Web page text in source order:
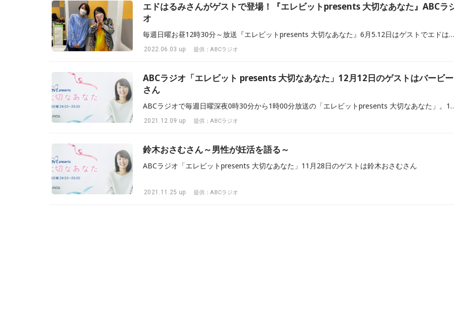
エドはるみさんがゲストで登場！『エレビットpresents 大切なあなた』ABCラ
オ
毎週日曜お昼12時30分～放送『エレビットpresents 大切なあなた』6月5.12日はゲストでエドはるみさんが登場！
2022.06.03 up 提供：ABCラジオ
ABCラジオ「エレビット presents 大切なあなた」12月12日のゲストはバービー
さん
ABCラジオで毎週日曜深夜0時30分から1時00分放送の「エレビットpresents 大切
2021.12.09 up 提供：ABCラジオ
鈴木おさむさん～男性が妊活を語る～
ABCラジオ「エレビットpresents 大切なあなた」11月28日のゲストは鈴木おさむさん
2021.11.25 up 提供：ABCラジオ